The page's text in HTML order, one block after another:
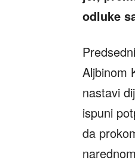
odluke
Aljbinom
nastavi
ispuni
da